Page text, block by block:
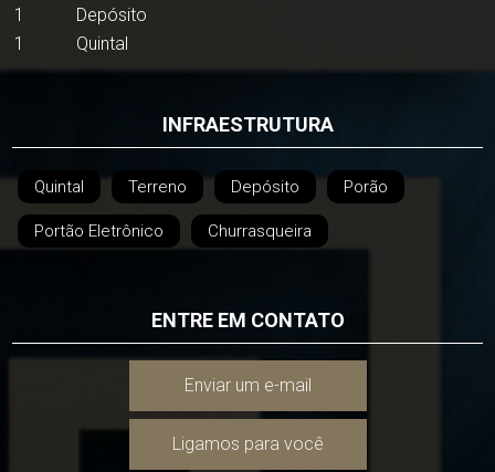
1
Depósito
1
Quintal
INFRAESTRUTURA
Quintal Terreno Depósito Porão
Portão Eletrônico Churrasqueira
ENTRE EM CONTATO
Enviar um e-mail
Ligamos para você